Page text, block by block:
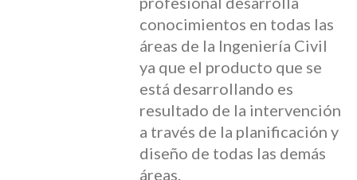
conocimientos en todas las
áreas de la Ingeniería Civil
ya que el producto que se
está desarrollando es
resultado de la intervención
a través de la planificación y
diseño de todas las demás
áreas.